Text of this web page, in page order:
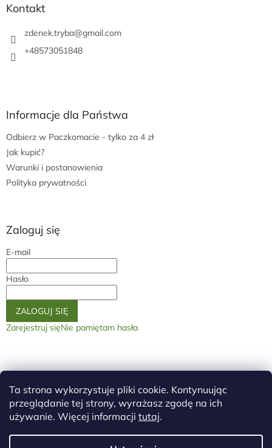
Ta strona wykorzystuje pliki cookie. Kontynuując
przeglądanie tej strony, wyrażasz zgodę na ich
używanie. Więcej informacji tutaj.
Kontakt
zdenek.tryba@gmail.com
+48573051848
Informacje dla Państwa
Odbierz w Paczkomacie - tylko za 4 zł
Jak kupić?
Warunki i postanowienia
Polityka prywatności
Zaloguj się
E-mail
Hasło
ZALOGUJ SIĘ
Zarejestruj sięNie pamiętam hasła
Na stronę główną GDPR Warunki handlove Warunki ogólne